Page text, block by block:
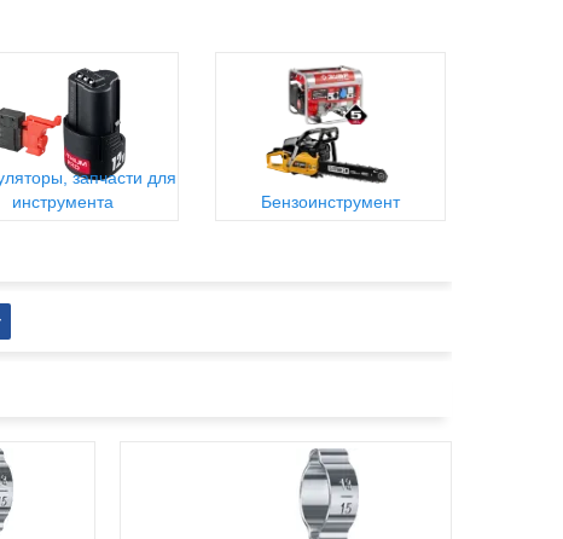
запчасти для
инструмента
Бензоинструмент